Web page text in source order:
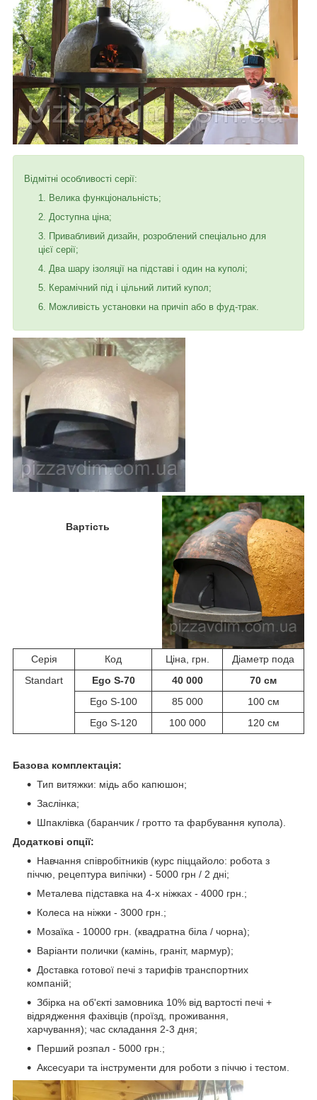
Відмітні особливості серії:
Велика функціональність;
Доступна ціна;
Привабливий дизайн, розроблений спеціально для
цієї серії;
Два шару ізоляції на підставі і один на куполі;
Керамічний під і цільний литий купол;
Можливість установки на причіп або в фуд-трак.
Вартість
Серія Код Ціна, грн.
Діаметр пода
Standart
Ego S-70 40 000
70 см
Ego S-100
85 000
100 см
Ego S-120
100 000 120 см
Базова комплектація:
Тип витяжки: мідь або капюшон;
Заслінка;
Шпаклівка (баранчик / гротто та фарбування купола).
Додаткові опції:
Навчання співробітників (курс піццайоло: робота з
піччю, рецептура випічки) - 5000 грн / 2 дні;
Металева підставка на 4-х ніжках - 4000 грн.;
Колеса на ніжки - 3000 грн.;
Мозаїка - 10000 грн. (квадратна біла / чорна);
Варіанти полички (камінь, граніт, мармур);
Доставка готової печі з тарифів транспортних
компаній;
Збірка на об'єкті замовника 10% від вартості печі +
відрядження фахівців (проїзд, проживання,
харчування); час складання 2-3 дня;
Перший розпал - 5000 грн.;
Аксесуари та інструменти для роботи з піччю і тестом.